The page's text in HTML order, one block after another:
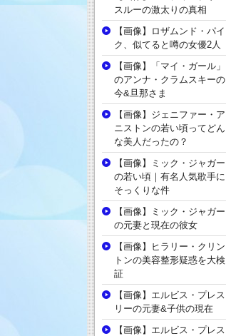
スルーの激太りの真相
【画像】ロザムンド・パイ
ク、似てると噂の女優2人
【画像】「マイ・ガール」
のアンナ・クラムスキーの
今&旦那さま
【画像】ジェニファー・ア
ニストンの若い頃ってどん
な美人だったの？
【画像】ミック・ジャガー
の若い頃｜有名人気歌手に
そっくりな件
【画像】ミック・ジャガー
の元妻と現在の彼女
【画像】ヒラリー・クリン
トンの美容整形疑惑を大検
証
【画像】エルビス・プレス
リーの元妻&子供の現在
【画像】エルビス・プレス